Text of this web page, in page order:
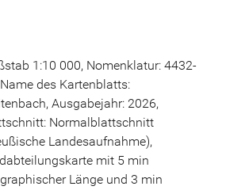
1:10 000, Nomenklatur: 4432-
Name des Kartenblatts:
Ausgabejahr: 2026,
Normalblattschnitt
Landesaufnahme),
mit 5 min
Länge und 3 min